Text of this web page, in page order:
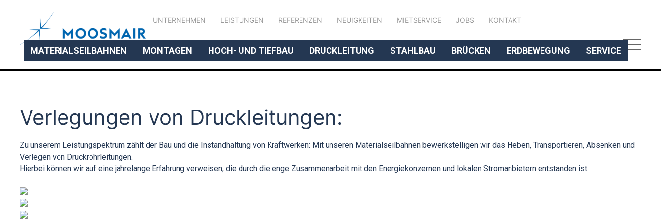
UNTERNEHMEN
LEISTUNGEN REFERENZEN NEUIGKEITEN MIETSERVICE JOBS KONTAKT
MATERIALSEILBAHNEN MONTAGEN HOCH- UND TIEFBAU DRUCKLEITUNG STAHLBAU BRÜCKEN ERDBEWEGUNG SERVICE
Verlegungen von Druckleitungen:
Zu unserem Leistungspektrum zählt der Bau und die Instandhaltung von Kraftwerken: Mit unseren Materialseilbahnen bewerkstelligen wir das Heben, Transportieren, Absenken und
Verlegen von Druckrohrleitungen.
Hierbei können wir auf eine jahrelange Erfahrung verweisen, die durch die enge Zusammenarbeit mit den Energiekonzernen und lokalen Stromanbietern entstanden ist.